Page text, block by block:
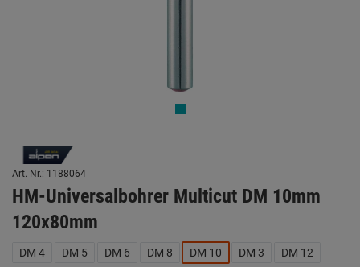
Art. Nr.: 1188064
HM-Universalbohrer Multicut DM 10mm
120x80mm
DM 4 DM 5 DM 6 DM 8 DM 10 DM 3 DM 12